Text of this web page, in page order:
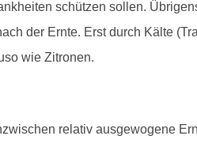
schützen sollen.
der Ernte. Erst durch Kälte
wie Zitronen.
relativ ausgewogene